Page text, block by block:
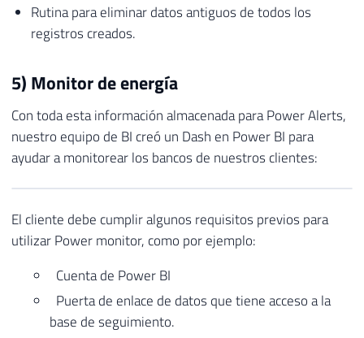
Rutina para eliminar datos antiguos de todos los
registros creados.
5) Monitor de energía
Con toda esta información almacenada para Power Alerts,
nuestro equipo de BI creó un Dash en Power BI para
ayudar a monitorear los bancos de nuestros clientes:
El cliente debe cumplir algunos requisitos previos para
utilizar Power monitor, como por ejemplo:
Cuenta de Power BI
Puerta de enlace de datos que tiene acceso a la
base de seguimiento.